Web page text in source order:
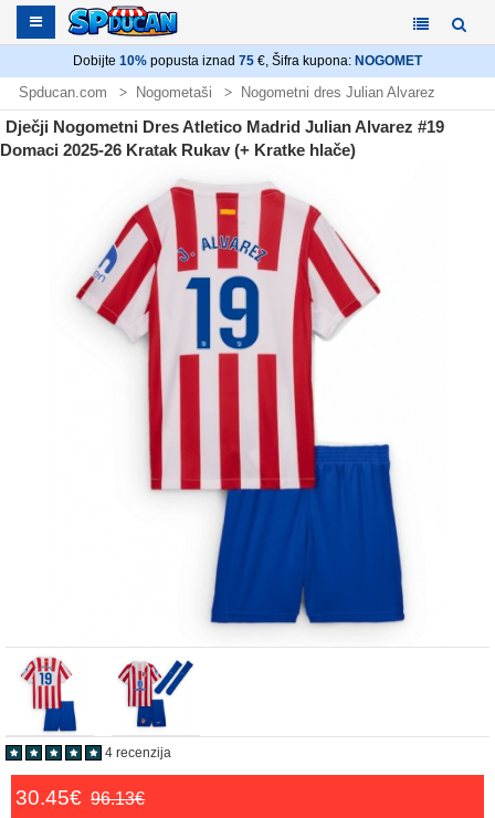
Dobijte 10% popusta iznad 75 €, Šifra kupona: NOGOMET
Spducan.com Nogometaši Nogometni dres Julian Alvarez
Dječji Nogometni Dres Atletico Madrid Julian Alvarez #19
Domaci 2025-26 Kratak Rukav (+ Kratke hlače)
4 recenzija
30.45€ 96.13€